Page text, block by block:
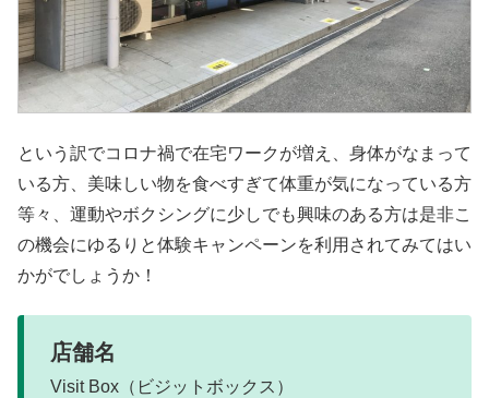
という訳でコロナ禍で在宅ワークが増え、身体がなまって
いる方、美味しい物を食べすぎて体重が気になっている方
等々、運動やボクシングに少しでも興味のある方は是非こ
の機会にゆるりと体験キャンペーンを利用されてみてはい
かがでしょうか！
店舗名
Visit Box（ビジットボックス）